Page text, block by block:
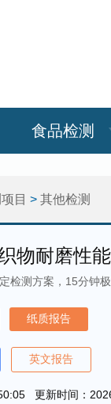
食品检测
目 > 其他检测
物耐磨性
检测方案，15分钟
纸质报告
英文报告
更新时间：